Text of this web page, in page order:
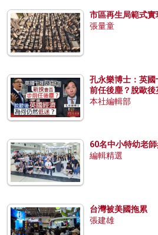
市區再生局範式
張量童
孔永樂博士：英
前任後塵？脫歐後
本社編輯部
60名中小特幼老
編輯精選
台灣被美國拖累
張建雄